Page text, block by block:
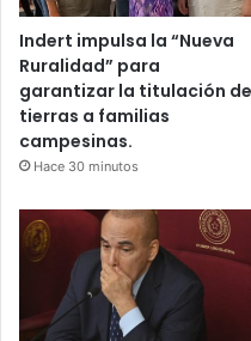
Indert impulsa la “Nueva
Ruralidad” para
garantizar la titulación de
tierras a familias
campesinas.
Hace 30 minutos